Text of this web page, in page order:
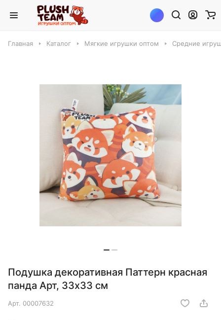
Главная Каталог Мягкие игрушки оптом Средние
Подушка декоративная Паттерн красная
панда Арт, 33х33 см
Арт. 00007632